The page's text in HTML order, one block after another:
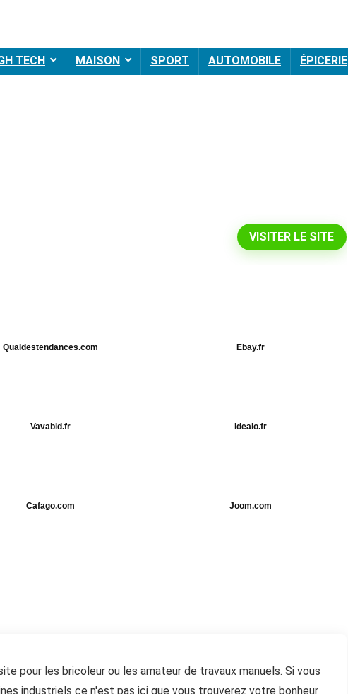
TECH MAISON SPORT AUTOMOBILE ÉPICERIE
VISITER LE SITE
Quaidestendances.com Ebay.fr
Vavabid.fr Idealo.fr
Cafago.com Joom.com
pour les bricoleur ou les amateur de travaux manuels. Si vous
industriels ce n'est pas ici que vous trouverez votre bonheur